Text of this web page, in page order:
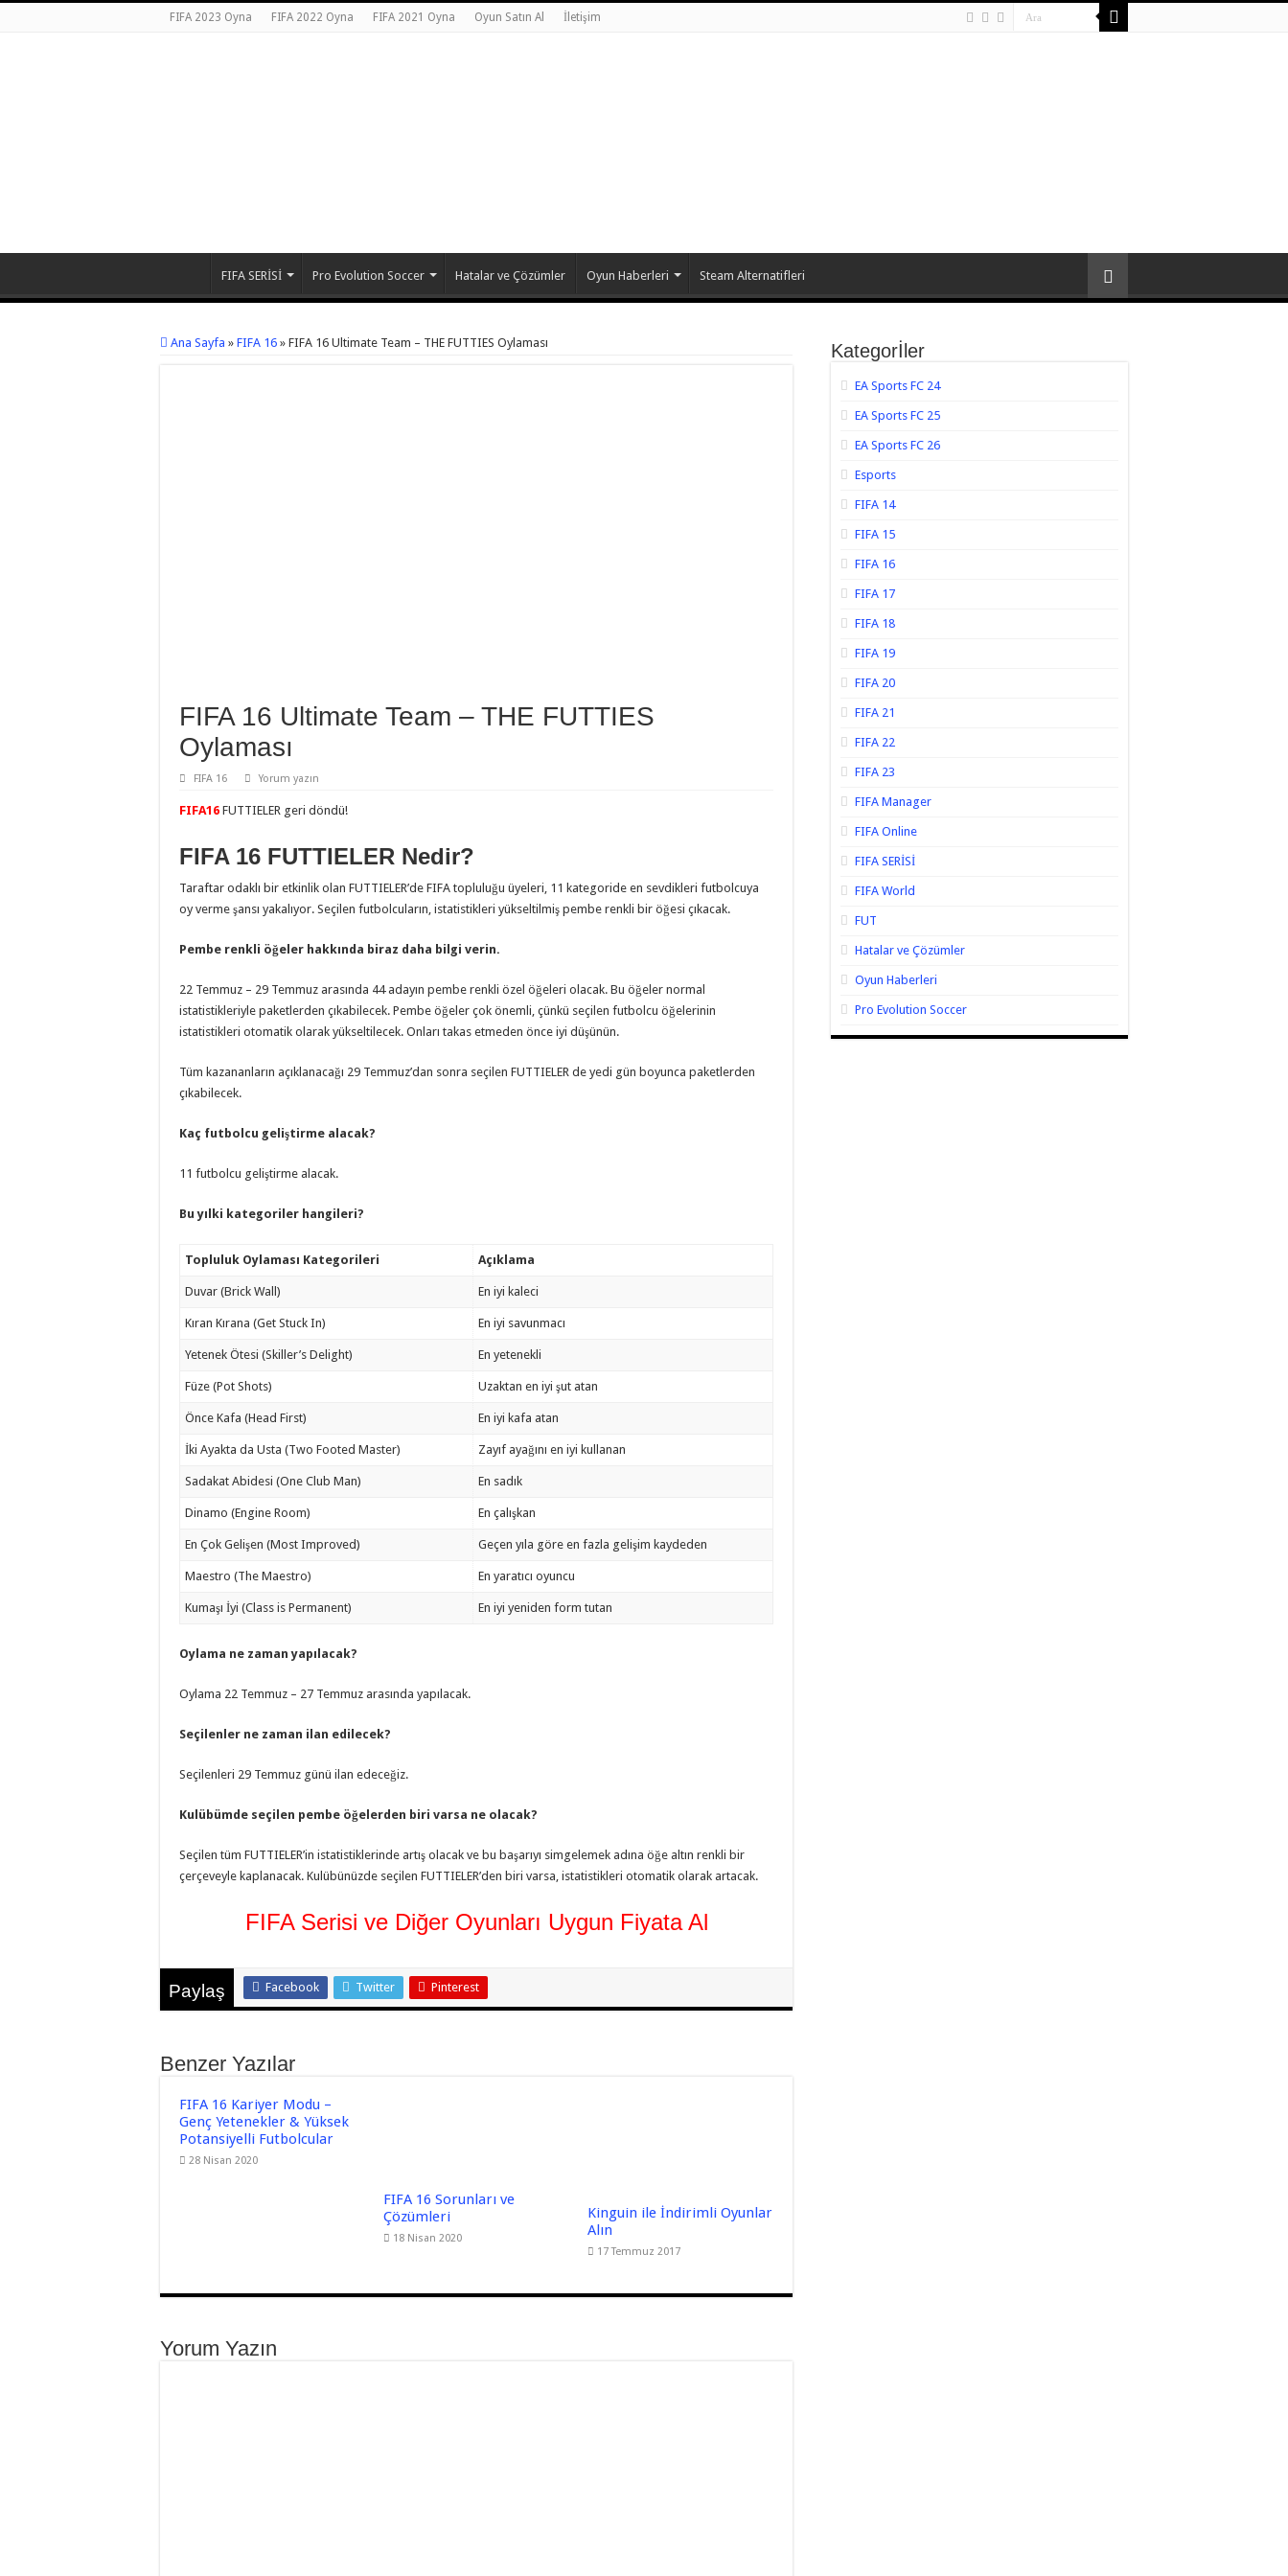
FIFA 2023 Oyna FIFA 2022 Oyna FIFA 2021 Oyna Oyun Satın Al İletişim
FIFA SERİSİ Pro Evolution Soccer Hatalar ve Çözümler Oyun Haberleri Steam Alternatifleri
Ana Sayfa » FIFA 16 » FIFA 16 Ultimate Team – THE FUTTIES Oylaması
FIFA 16 Ultimate Team – THE FUTTIES
Oylaması
FIFA 16 Yorum yazın
FIFA16 FUTTIELER geri döndü!
FIFA 16 FUTTIELER Nedir?
Taraftar odaklı bir etkinlik olan FUTTIELER’de FIFA topluluğu üyeleri, 11 kategoride en sevdikleri futbolcuya
oy verme şansı yakalıyor. Seçilen futbolcuların, istatistikleri yükseltilmiş pembe renkli bir öğesi çıkacak.
Pembe renkli öğeler hakkında biraz daha bilgi verin.
22 Temmuz – 29 Temmuz arasında 44 adayın pembe renkli özel öğeleri olacak. Bu öğeler normal
istatistikleriyle paketlerden çıkabilecek. Pembe öğeler çok önemli, çünkü seçilen futbolcu öğelerinin
istatistikleri otomatik olarak yükseltilecek. Onları takas etmeden önce iyi düşünün.
Tüm kazananların açıklanacağı 29 Temmuz’dan sonra seçilen FUTTIELER de yedi gün boyunca paketlerden
çıkabilecek.
Kaç futbolcu geliştirme alacak?
11 futbolcu geliştirme alacak.
Bu yılki kategoriler hangileri?
Topluluk Oylaması Kategorileri Açıklama
Duvar (Brick Wall) En iyi kaleci
Kıran Kırana (Get Stuck In) En iyi savunmacı
Yetenek Ötesi (Skiller’s Delight) En yetenekli
Füze (Pot Shots) Uzaktan en iyi şut atan
Önce Kafa (Head First) En iyi kafa atan
İki Ayakta da Usta (Two Footed Master) Zayıf ayağını en iyi kullanan
Sadakat Abidesi (One Club Man) En sadık
Dinamo (Engine Room) En çalışkan
En Çok Gelişen (Most Improved) Geçen yıla göre en fazla gelişim kaydeden
Maestro (The Maestro) En yaratıcı oyuncu
Kumaşı İyi (Class is Permanent) En iyi yeniden form tutan
Oylama ne zaman yapılacak?
Oylama 22 Temmuz – 27 Temmuz arasında yapılacak.
Seçilenler ne zaman ilan edilecek?
Seçilenleri 29 Temmuz günü ilan edeceğiz.
Kulübümde seçilen pembe öğelerden biri varsa ne olacak?
Seçilen tüm FUTTIELER’in istatistiklerinde artış olacak ve bu başarıyı simgelemek adına öğe altın renkli bir
çerçeveyle kaplanacak. Kulübünüzde seçilen FUTTIELER’den biri varsa, istatistikleri otomatik olarak artacak.
FIFA Serisi ve Diğer Oyunları Uygun Fiyata Al
Paylaş Facebook Twitter Pinterest
Benzer Yazılar
FIFA 16 Kariyer Modu –
Genç Yetenekler & Yüksek
Potansiyelli Futbolcular
28 Nisan 2020
FIFA 16 Sorunları ve
Çözümleri
18 Nisan 2020
Kinguin ile İndirimli Oyunlar
Alın
17 Temmuz 2017
Yorum Yazın
Kategorİler
EA Sports FC 24
EA Sports FC 25
EA Sports FC 26
Esports
FIFA 14
FIFA 15
FIFA 16
FIFA 17
FIFA 18
FIFA 19
FIFA 20
FIFA 21
FIFA 22
FIFA 23
FIFA Manager
FIFA Online
FIFA SERİSİ
FIFA World
FUT
Hatalar ve Çözümler
Oyun Haberleri
Pro Evolution Soccer